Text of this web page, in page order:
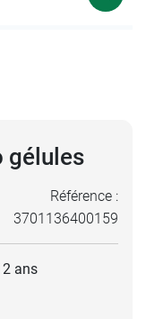
gélules
Référence :
3701136400159
ans